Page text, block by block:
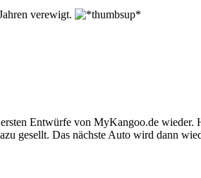
verewigt.
Entwürfe von MyKangoo.de wieder.
gesellt. Das nächste Auto wird dann